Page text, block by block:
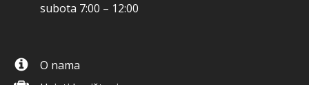
subota 7:00 – 12:00
O nama